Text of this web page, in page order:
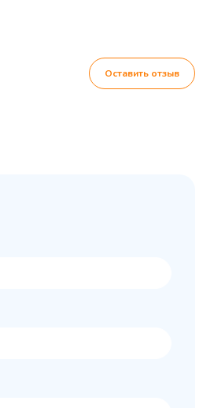
Оставить отзыв